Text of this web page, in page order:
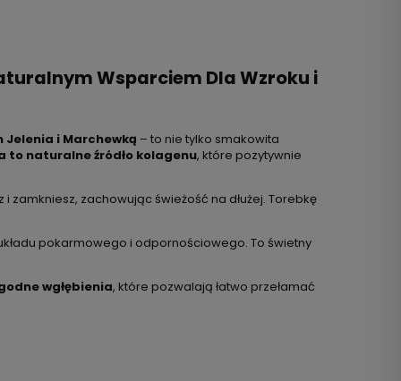
Wsparciem Dla Wzroku i
Jelenia i Marchewką – to nie tylko smakowita
to naturalne źródło kolagenu, które pozytywnie
i zamkniesz, zachowując świeżość na dłużej. Torebkę
pokarmowego i odpornościowego. To świetny
wgłębienia, które pozwalają łatwo przełamać